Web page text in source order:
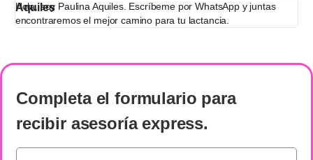
Hola, soy Paulina Aquiles. Escríbeme por WhatsApp y juntas
encontraremos el mejor camino para tu lactancia.
Completa el formulario para
recibir asesoría express.